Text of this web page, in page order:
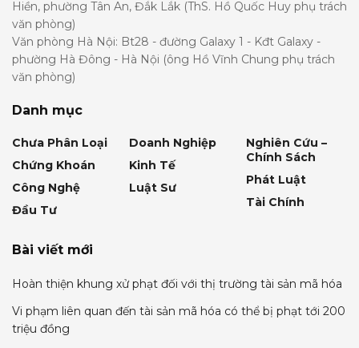
Hiền, phường Tân An, Đắk Lắk (ThS. Hồ Quốc Huy phụ trách
văn phòng)
Văn phòng Hà Nội: Bt28 - đường Galaxy 1 - Kđt Galaxy -
phường Hà Đông - Hà Nội (ông Hồ Vĩnh Chung phụ trách
văn phòng)
Danh mục
Chưa Phân Loại
Chứng Khoán
Công Nghệ
Đầu Tư
Doanh Nghiệp
Kinh Tế
Luật Sư
Nghiên Cứu –
Chính Sách
Phát Luật
Tài Chính
Bài viết mới
Hoàn thiện khung xử phạt đối với thị trường tài sản mã hóa
Vi phạm liên quan đến tài sản mã hóa có thể bị phạt tới 200
triệu đồng